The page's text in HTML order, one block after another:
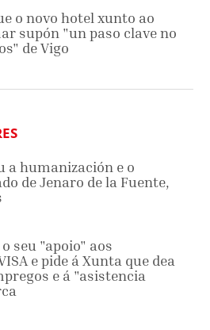
o novo hotel xunto ao
supón "un paso clave no
de Vigo
a humanización e o
de Jenaro de la Fuente,
seu "apoio" aos
e pide á Xunta que dea
e á "asistencia